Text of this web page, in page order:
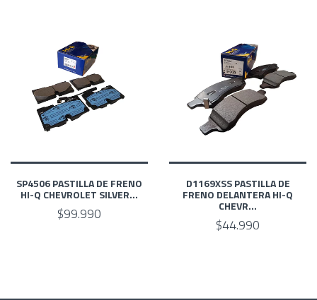
SP4506 PASTILLA DE FRENO
HI-Q CHEVROLET SILVER...
$99.990
D1169XSS PASTILLA DE
FRENO DELANTERA HI-Q
CHEVR...
$44.990